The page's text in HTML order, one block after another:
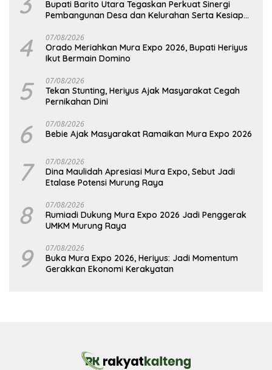
Bupati Barito Utara Tegaskan Perkuat Sinergi
Pembangunan Desa dan Kelurahan Serta Kesiapan
4 07/08/2026
Orado Meriahkan Mura Expo 2026, Bupati Heriyus
Ikut Bermain Domino
5 07/08/2026
Tekan Stunting, Heriyus Ajak Masyarakat Cegah
Pernikahan Dini
6 07/08/2026
Bebie Ajak Masyarakat Ramaikan Mura Expo 2026
7 07/08/2026
Dina Maulidah Apresiasi Mura Expo, Sebut Jadi
Etalase Potensi Murung Raya
8 07/08/2026
Rumiadi Dukung Mura Expo 2026 Jadi Penggerak
UMKM Murung Raya
9 07/08/2026
Buka Mura Expo 2026, Heriyus: Jadi Momentum
Gerakkan Ekonomi Kerakyatan